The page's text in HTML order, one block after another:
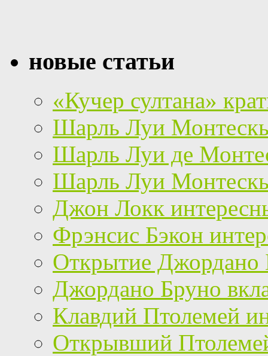
новые статьи
«Кучер султана»
Шарль Луи
Шарль Луи де
Шарль Луи
Джон Локк
Фрэнсис Бэкон
Открытие Джордано
Джордано Бруно
Клавдий Птолемей
Открывший